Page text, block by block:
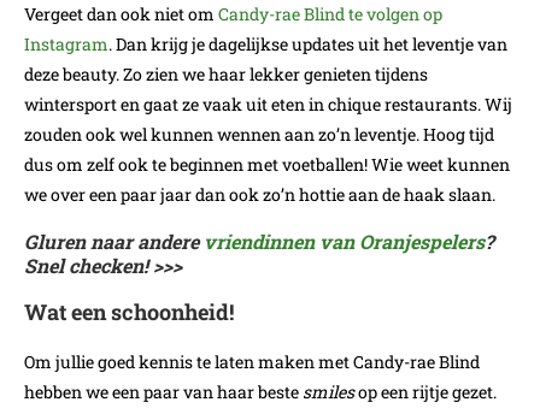
Vergeet dan ook niet om Candy-rae Blind te volgen op
Instagram. Dan krijg je dagelijkse updates uit het leventje van
deze beauty. Zo zien we haar lekker genieten tijdens
wintersport en gaat ze vaak uit eten in chique restaurants. Wij
zouden ook wel kunnen wennen aan zo’n leventje. Hoog tijd
dus om zelf ook te beginnen met voetballen! Wie weet kunnen
we over een paar jaar dan ook zo’n hottie aan de haak slaan.
Gluren naar anderevriendinnen van Oranjespelers?
Snel checken! >>>
Wat een schoonheid!
Om jullie goed kennis te laten maken met Candy-rae Blind
hebben we een paar van haar beste smilesop een rijtje gezet.